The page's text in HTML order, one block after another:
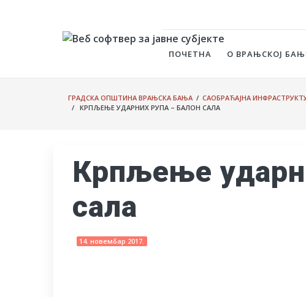
ПОЧЕТНА О ВРАЊСКОЈ
ГРАДСКА ОПШТИНА ВРАЊСКА БАЊА / САОБРАЋАЈНА
/ КРПЉЕЊЕ УДАРНИХ РУПА – БАЛОН САЛА
Крпљење
сала
14. новембар 2017.